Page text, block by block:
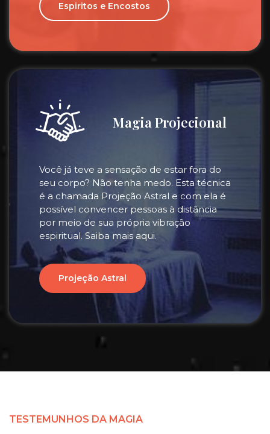
Espiritos e Encostos
Magia Projecional
Você já teve a sensação de estar fora do
seu corpo? Não tenha medo. Esta técnica
é a chamada Projeção Astral e com ela é
possível convencer pessoas à distância
por meio de sua própria vibração
espiritual. Saiba mais aqui.
Projeção Astral
TESTEMUNHOS DA MAGIA